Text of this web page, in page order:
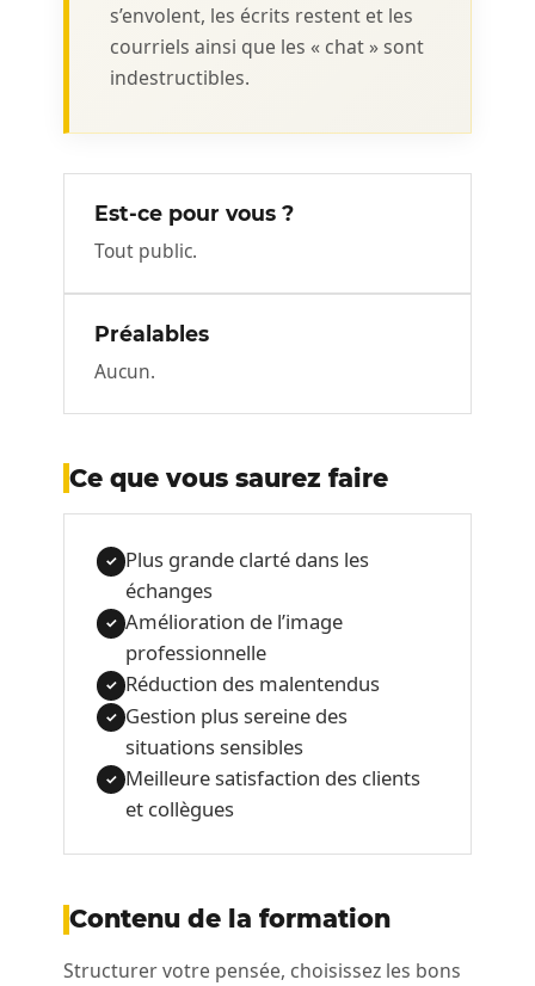
s’envolent, les écrits restent et les
courriels ainsi que les « chat » sont
indestructibles.
Est-ce pour vous ?
Tout public.
Préalables
Aucun.
Ce que vous saurez faire
✓ Plus grande clarté dans les
échanges
✓ Amélioration de l’image
professionnelle
✓ Réduction des malentendus
✓ Gestion plus sereine des
situations sensibles
✓ Meilleure satisfaction des clients
et collègues
Contenu de la formation
Structurer votre pensée, choisissez les bons